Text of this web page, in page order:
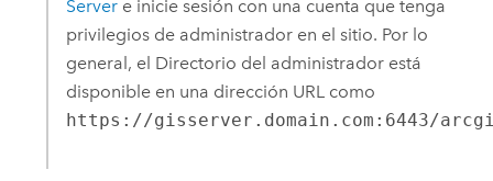
Servere inicie sesión con una cuenta que tenga
privilegios de administrador en el sitio. Por lo
general, el Directorio del administrador está
disponible en una dirección URL como
https://gisserver.domain.com:6443/